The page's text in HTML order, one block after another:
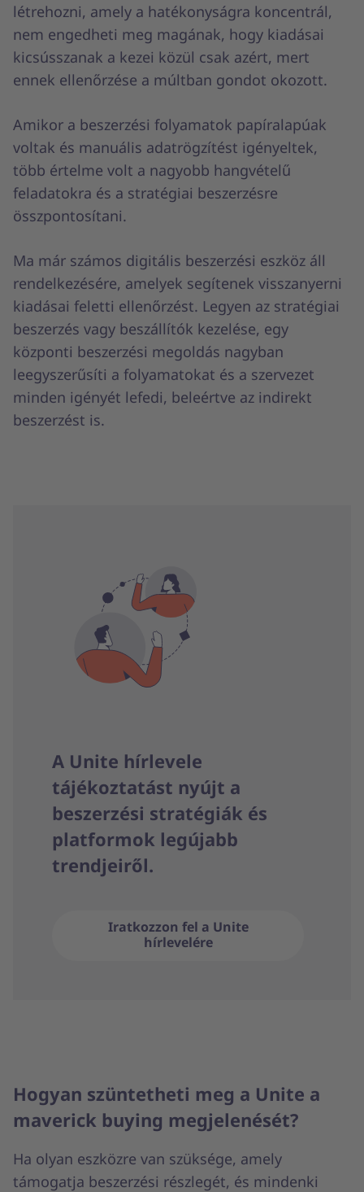
létrehozni, amely a hatékonyságra koncentrál,
nem engedheti meg magának, hogy kiadásai
kicsússzanak a kezei közül csak azért, mert
ennek ellenőrzése a múltban gondot okozott.
Amikor a beszerzési folyamatok papíralapúak
voltak és manuális adatrögzítést igényeltek,
több értelme volt a nagyobb hangvételű
feladatokra és a stratégiai beszerzésre
összpontosítani.
Ma már számos digitális beszerzési eszköz áll
rendelkezésére, amelyek segítenek visszanyerni
kiadásai feletti ellenőrzést. Legyen az stratégiai
beszerzés vagy beszállítók kezelése, egy
központi beszerzési megoldás nagyban
leegyszerűsíti a folyamatokat és a szervezet
minden igényét lefedi, beleértve az indirekt
beszerzést is.
A Unite hírlevele
tájékoztatást nyújt a
beszerzési stratégiák és
platformok legújabb
trendjeiről.
Iratkozzon fel a Unite
hírlevelére
Hogyan szüntetheti meg a Unite a
maverick buying megjelenését?
Ha olyan eszközre van szüksége, amely
támogatja beszerzési részlegét, és mindenki